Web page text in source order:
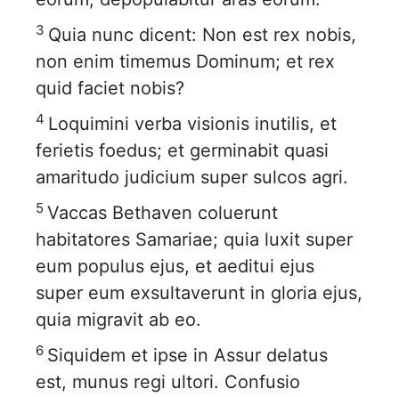
3 Quia nunc dicent: Non est rex nobis,
non enim timemus Dominum; et rex
quid faciet nobis?
4 Loquimini verba visionis inutilis, et
ferietis foedus; et germinabit quasi
amaritudo judicium super sulcos agri.
5 Vaccas Bethaven coluerunt
habitatores Samariae; quia luxit super
eum populus ejus, et aeditui ejus
super eum exsultaverunt in gloria ejus,
quia migravit ab eo.
6 Siquidem et ipse in Assur delatus
est, munus regi ultori. Confusio